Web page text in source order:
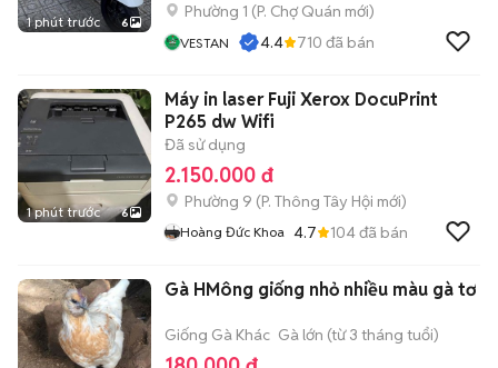
1 phút trước 6
Phường 1 (P. Chợ Quán mới)
VESTAN 4.4 710 đã bán
1 phút trước 6
Máy in laser Fuji Xerox DocuPrint
P265 dw Wifi
Đã sử dụng
2.150.000 đ
Phường 9 (P. Thông Tây Hội mới)
Hoàng Đức Khoa 4.7 104đã bán
Gà HMông giống nhỏ nhiều màu gà tơ
Giống Gà Khác Gà lớn (từ 3 tháng tuổi)